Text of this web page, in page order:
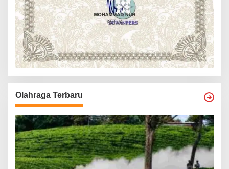
Olahraga Terbaru